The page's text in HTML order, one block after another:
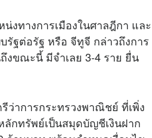
ทางการเมืองในศาลฎีกา และ
ฐต่อรัฐ หรือ จีทูจี กล่าวถึงการ
งขณะนี้ มีจำเลย 3-4 ราย ยื่น
ว่าการกระทรวงพาณิชย์ ที่เพิ่ง
กทรัพย์เป็นสมุดบัญชีเงินฝาก